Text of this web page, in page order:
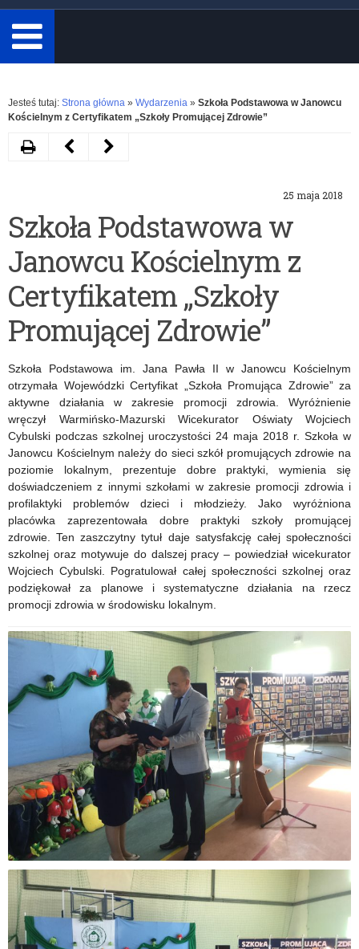
minimum
3
znaki.
Rozwiń
Jesteś tutaj: Strona główna » Wydarzenia » Szkoła Podstawowa w Janowcu
Kościelnym z Certyfikatem „Szkoły Promującej Zdrowie”
25 maja 2018
Szkoła Podstawowa w
Janowcu Kościelnym z
Certyfikatem „Szkoły
Promującej Zdrowie”
Szkoła Podstawowa im. Jana Pawła II w Janowcu Kościelnym
otrzymała Wojewódzki Certyfikat „Szkoła Promująca Zdrowie” za
aktywne działania w zakresie promocji zdrowia. Wyróżnienie
wręczył Warmińsko-Mazurski Wicekurator Oświaty Wojciech
Cybulski podczas szkolnej uroczystości 24 maja 2018 r. Szkoła w
Janowcu Kościelnym należy do sieci szkół promujących zdrowie na
poziomie lokalnym, prezentuje dobre praktyki, wymienia się
doświadczeniem z innymi szkołami w zakresie promocji zdrowia i
profilaktyki problemów dzieci i młodzieży. Jako wyróżniona
placówka zaprezentowała dobre praktyki szkoły promującej
zdrowie. Ten zaszczytny tytuł daje satysfakcję całej społeczności
szkolnej oraz motywuje do dalszej pracy – powiedział wicekurator
Wojciech Cybulski. Pogratulował całej społeczności szkolnej oraz
podziękował za planowe i systematyczne działania na rzecz
promocji zdrowia w środowisku lokalnym.
DrukujNastępny
drodze
do
niepodległości
Poprzedni
Warmińsko-
Mazurskiego
Wicekuratora
Oświaty
z
Zespołem
ds.
edukacji
włączającej